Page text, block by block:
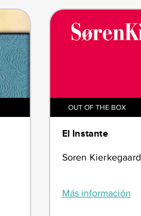
OUT OF THE BOX
El Instante
Soren Kierkegaard
Más información